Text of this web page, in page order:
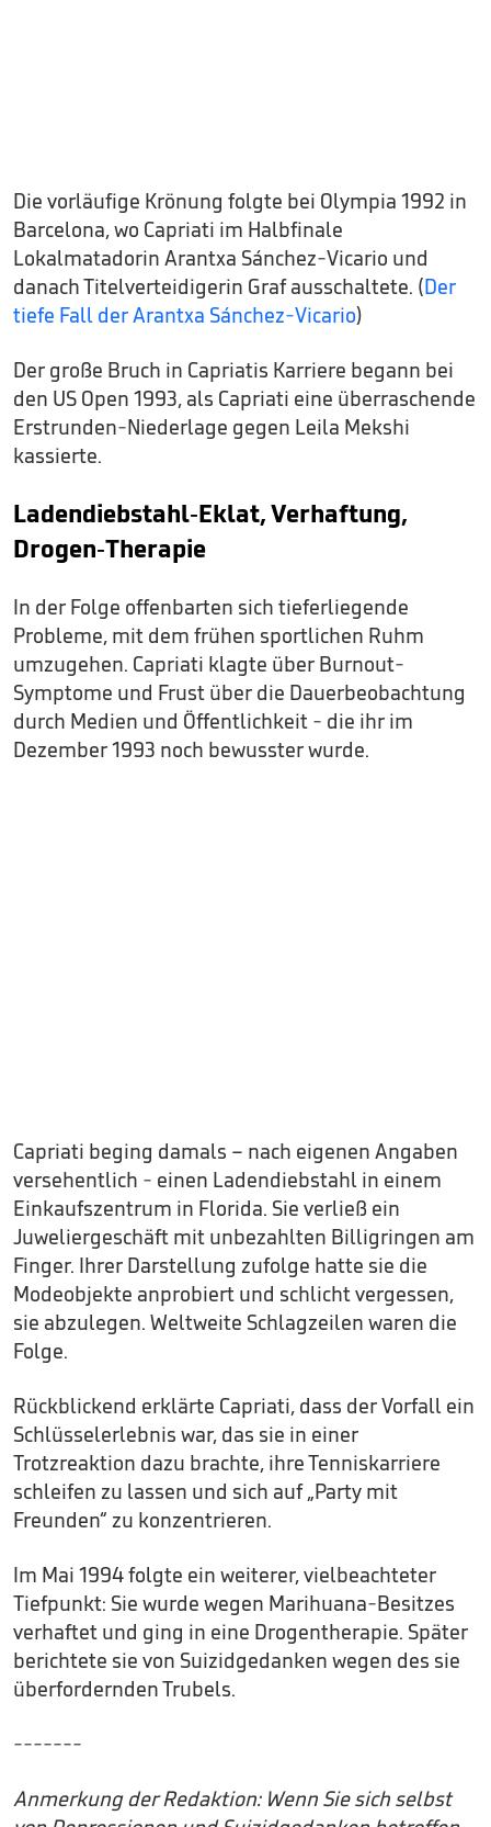
Die vorläufige Krönung folgte bei Olympia 1992 in
Barcelona, wo Capriati im Halbfinale
Lokalmatadorin Arantxa Sánchez-Vicario und
danach Titelverteidigerin Graf ausschaltete. (Der
tiefe Fall der Arantxa Sánchez-Vicario)
Der große Bruch in Capriatis Karriere begann bei
den US Open 1993, als Capriati eine überraschende
Erstrunden-Niederlage gegen Leila Mekshi
kassierte.
Ladendiebstahl-Eklat, Verhaftung,
Drogen-Therapie
In der Folge offenbarten sich tieferliegende
Probleme, mit dem frühen sportlichen Ruhm
umzugehen. Capriati klagte über Burnout-
Symptome und Frust über die Dauerbeobachtung
durch Medien und Öffentlichkeit - die ihr im
Dezember 1993 noch bewusster wurde.
Capriati beging damals – nach eigenen Angaben
versehentlich - einen Ladendiebstahl in einem
Einkaufszentrum in Florida. Sie verließ ein
Juweliergeschäft mit unbezahlten Billigringen am
Finger. Ihrer Darstellung zufolge hatte sie die
Modeobjekte anprobiert und schlicht vergessen,
sie abzulegen. Weltweite Schlagzeilen waren die
Folge.
Rückblickend erklärte Capriati, dass der Vorfall ein
Schlüsselerlebnis war, das sie in einer
Trotzreaktion dazu brachte, ihre Tenniskarriere
schleifen zu lassen und sich auf „Party mit
Freunden“ zu konzentrieren.
Im Mai 1994 folgte ein weiterer, vielbeachteter
Tiefpunkt: Sie wurde wegen Marihuana-Besitzes
verhaftet und ging in eine Drogentherapie. Später
berichtete sie von Suizidgedanken wegen des sie
überfordernden Trubels.
-------
Anmerkung der Redaktion: Wenn Sie sich selbst